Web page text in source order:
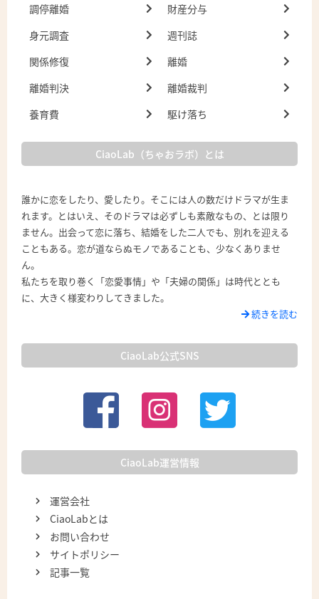
調停離婚
財産分与
身元調査
週刊誌
関係修復
離婚
離婚判決
離婚裁判
養育費
駆け落ち
CiaoLab（ちゃおラボ）とは
誰かに恋をしたり、愛したり。そこには人の数だけドラマが生ま
れます。とはいえ、そのドラマは必ずしも素敵なもの、とは限り
ません。出会って恋に落ち、結婚をした二人でも、別れを迎える
こともある。恋が道ならぬモノであることも、少なくありませ
ん。
私たちを取り巻く「恋愛事情」や「夫婦の関係」は時代ととも
に、大きく様変わりしてきました。
続きを読む
CiaoLab公式SNS
CiaoLab運営情報
運営会社
CiaoLabとは
お問い合わせ
サイトポリシー
記事一覧